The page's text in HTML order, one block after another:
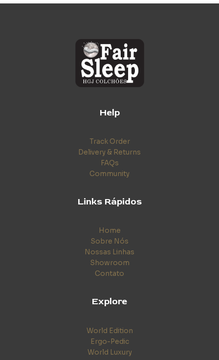
Help
Track Order
Delivery & Returns
FAQs
Community
Links Rápidos
Home
Sobre Nós
Nossas Linhas
Showroom
Contato
Explore
World Edition
Ergo-Pedic
World Luxury